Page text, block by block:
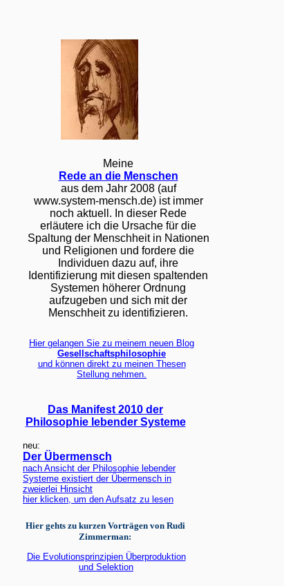
Meine
Rede an die Menschen
aus dem Jahr 2008 (auf
www.system-mensch.de) ist immer
noch aktuell. In dieser Rede
erläutere ich die Ursache für die
Spaltung der Menschheit in Nationen
und Religionen und fordere die
Individuen dazu auf, ihre
Identifizierung mit diesen spaltenden
Systemen höherer Ordnung
aufzugeben und sich mit der
Menschheit zu identifizieren.
Hier gelangen Sie zu meinem neuen Blog
Gesellschaftsphilosophie
und können direkt zu meinen Thesen
Stellung nehmen.
Das Manifest 2010 der
Philosophie lebender Systeme
neu:
Der Übermensch
nach Ansicht der Philosophie lebender
Systeme existiert der Übermensch in
zweierlei Hinsicht
hier klicken, um den Aufsatz zu lesen
Hier gehts zu kurzen Vorträgen von Rudi
Zimmerman:
Die Evolutionsprinzipien Überproduktion
und Selektion